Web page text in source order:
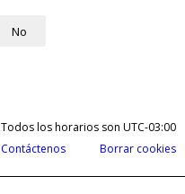
Todos los horarios son UTC-03:00
Borrar cookies
Contáctenos